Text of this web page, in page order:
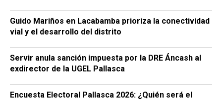
Guido Mariños en Lacabamba prioriza la conectividad
vial y el desarrollo del distrito
Servir anula sanción impuesta por la DRE Áncash al
exdirector de la UGEL Pallasca
Encuesta Electoral Pallasca 2026: ¿Quién será el